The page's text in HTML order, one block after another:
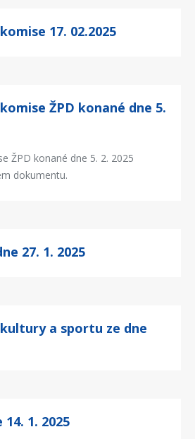
17. 02.2025
ŽPD konané dne 5.
ŽPD konané dne 5. 2. 2025
dokumentu.
27. 1. 2025
a sportu ze dne
14. 1. 2025